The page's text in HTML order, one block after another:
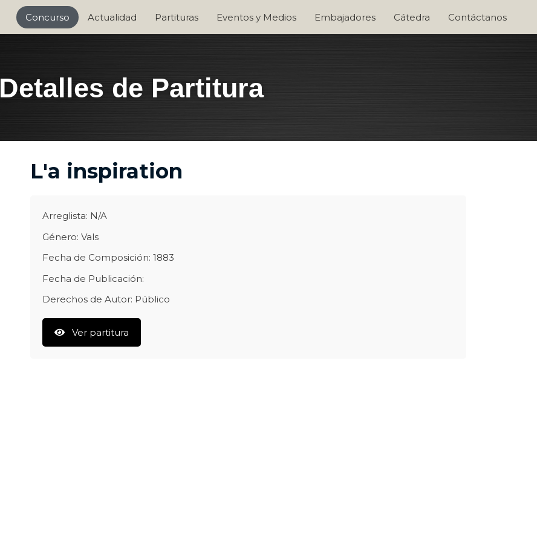
Concurso Actualidad Partituras Eventos y Medios Embajadores Cátedra Contáctanos
Detalles de Partitura
L'a inspiration
Arreglista: N/A
Género: Vals
Fecha de Composición: 1883
Fecha de Publicación:
Derechos de Autor: Público
Ver partitura